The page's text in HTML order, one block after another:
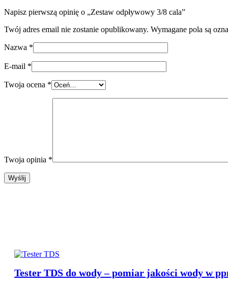
Zawory do wody
Zbiorniki ciśnieniowe
Elementy montazowe
Napisz pierwszą opinię o „Zestaw odpływowy 3/8 cala”
Twój adres email nie zostanie opublikowany. Wymagane pola są
Nazwa *
E-mail *
Twoja ocena *
Twoja opinia *
Tester TDS do wody – pomiar jakości wody w